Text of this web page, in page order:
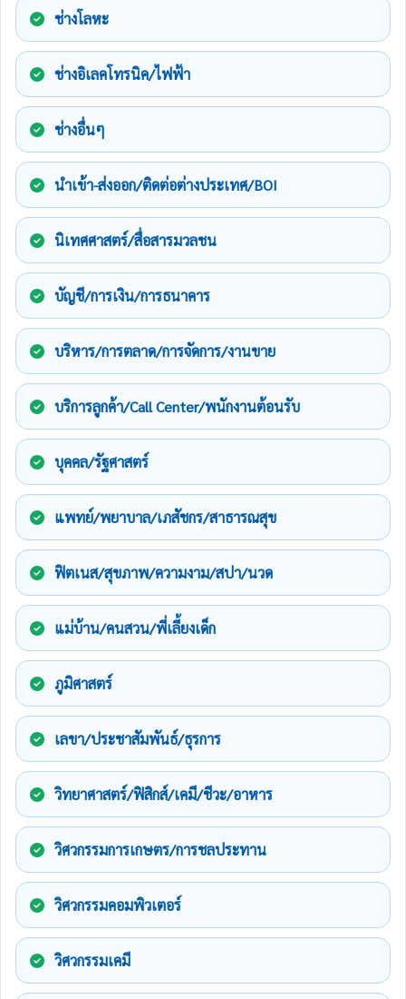
ช่างโลหะ
ช่างอิเลคโทรนิค/ไฟฟ้า
ช่างอื่นๆ
นำเข้า-ส่งออก/ติดต่อต่างประเทศ/BOI
นิเทศศาสตร์/สื่อสารมวลชน
บัญชี/การเงิน/การธนาคาร
บริหาร/การตลาด/การจัดการ/งานขาย
บริการลูกค้า/Call Center/พนักงานต้อนรับ
บุคคล/รัฐศาสตร์
แพทย์/พยาบาล/เภสัชกร/สาธารณสุข
ฟิตเนส/สุขภาพ/ความงาม/สปา/นวด
แม่บ้าน/คนสวน/พี่เลี้ยงเด็ก
ภูมิศาสตร์
เลขา/ประชาสัมพันธ์/ธุรการ
วิทยาศาสตร์/ฟิสิกส์/เคมี/ชีวะ/อาหาร
วิศวกรรมการเกษตร/การชลประทาน
วิศวกรรมคอมพิวเตอร์
วิศวกรรมเคมี